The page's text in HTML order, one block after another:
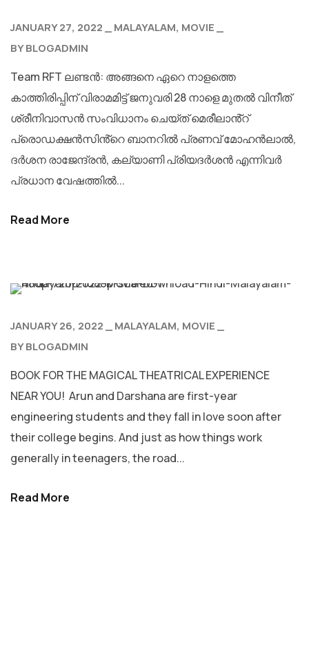
JANUARY 27, 2022 MALAYALAM MOVIE
BYBLOGADMIN
Team RFT ലണ്ടൻ: അങ്ങനെ ഏറെ നാളത്തെ
കാത്തിരിപ്പിന് വിരാമമിട്ട് ജനുവരി 28 നാളെ മുതൽ വിനീത്
ശ്രീനിവാസൻ സംവിധാനം ചെയ്ത് മെരീലാൻ്റ്
പ്രൊഡക്ഷൻസിൻ്റെ ബാനറിൽ പ്രണവ് മോഹൻലാൽ,
ദർശന രാജേന്ദ്രൻ, കല്യാണി പ്രിയദർശൻ എന്നിവർ
പ്രധാന വേഷത്തിൽ...
Read More
JANUARY 26, 2022 MALAYALAM MOVIE
BYBLOGADMIN
BOOK FOR THE MAGICAL THEATRICAL EXPERIENCE
NEAR YOU! Arun and Darshana are first-year
engineering students and they fall in love soon after
their college begins. And just as how things work
generally in teenagers, the road...
Read More